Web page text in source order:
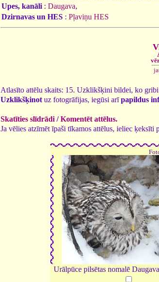
Upes, kanāli : Daugava,
Dzirnavas un HES : Pļaviņu HES
Atlasīto attēlu skaits: 15. Uzklikšķini bildei, ko gribi
Uzklikšķinot uz fotogrāfijas, iegūsi arīpapildus
Skatīties slīdrādi /Komentēt attēlus.
Ja vēlies atzīmēt īpaši tīkamos attēlus, ieliec
Urālpūce pilsētas nomalē